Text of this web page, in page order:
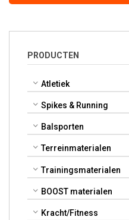
PRODUCTEN
Atletiek
Spikes & Running
Balsporten
Terreinmaterialen
Trainingsmaterialen
BOOST materialen
Kracht/Fitness